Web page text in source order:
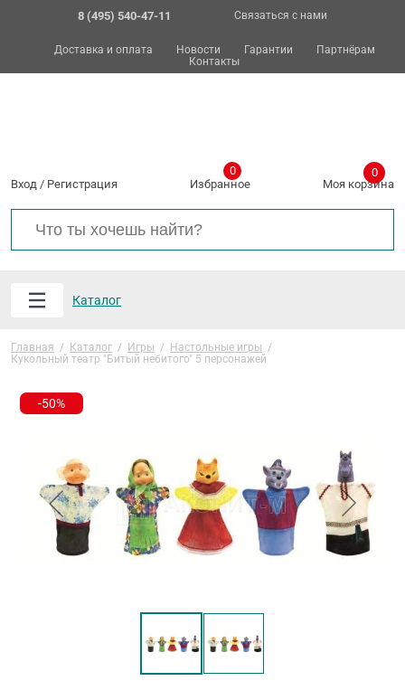
8 (495) 540-47-11 Связаться с нами
Доставка и оплата Новости Гарантии
Партнёрам
Контакты
Вход / Регистрация Избранное
0
Моя корзина
0
Каталог
Главная / Каталог / Игры / Настольные игры /
Кукольный театр "Битый небитого" 5 персонажей
-50%